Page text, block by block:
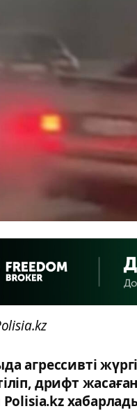
агрессивті
дрифт